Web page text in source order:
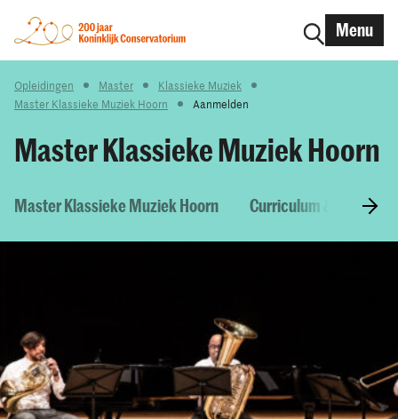
Menu
Opleidingen Master
Klassieke Muziek
Master Klassieke Muziek Hoorn
Aanmelden
Master Klassieke Muziek Hoorn
Master Klassieke Muziek Hoorn Curriculum & Vakken